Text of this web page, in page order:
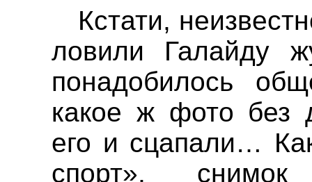
Кстати,
ловили Галайду
понадобилось
какое ж фото без
его и сцапали… К
спорт»,